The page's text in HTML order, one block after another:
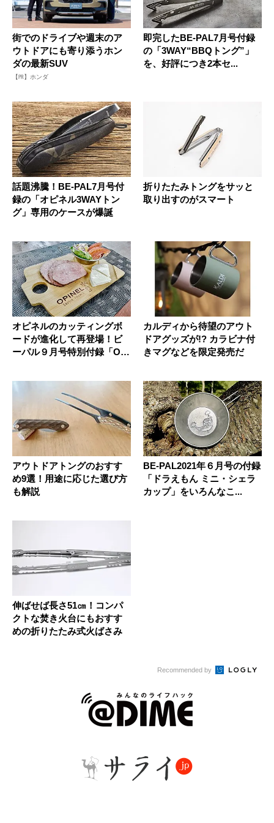
街でのドライブや週末のア
ウトドアにも寄り添うホン
ダの最新SUV
【PR】ホンダ
即完したBE-PAL7月号付録
の「3WAY“BBQトング”」
を、好評につき2本セ...
話題沸騰！BE-PAL7月号付
録の「オピネル3WAYトン
グ」専用のケースが爆誕
折りたたみトングをサッと
取り出すのがスマート
オピネルのカッティングボ
ードが進化して再登場！ビ
ーパル９月号特別付録「OPI
カルディから待望のアウト
ドアグッズが!? カラビナ付
きマグなどを限定発売だ
アウトドアトングのおすす
め9選！用途に応じた選び方
も解説
BE-PAL2021年６月号の付録
「ドラえもん ミニ・シェラ
カップ」をいろんなこ...
伸ばせば長さ51㎝！コンパ
クトな焚き火台にもおすす
めの折りたたみ式火ばさみ
Recommended by